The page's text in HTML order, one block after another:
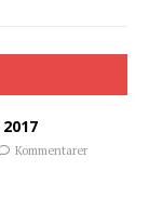
Kommentarer